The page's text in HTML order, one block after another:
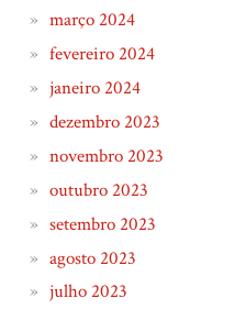
março 2024
fevereiro 2024
janeiro 2024
dezembro 2023
novembro 2023
outubro 2023
setembro 2023
agosto 2023
julho 2023